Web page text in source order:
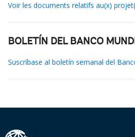
Voir les documents relatifs au(x)
BOLETÍN DEL BANCO
Suscríbase al boletín semanal del